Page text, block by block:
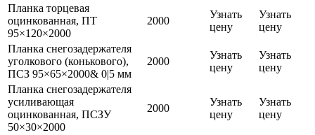
Планка торцевая
оцинкованная, ПТ
95×120×2000
2000
Узнать
цену
Узнать
цену
Планка снегозадержателя
уголкового (конькового),
ПСЗ 95×65×2000& 0|5 мм
2000
Узнать
цену
Узнать
цену
Планка снегозадержателя
усиливающая
оцинкованная, ПСЗУ
50×30×2000
2000
Узнать
цену
Узнать
цену